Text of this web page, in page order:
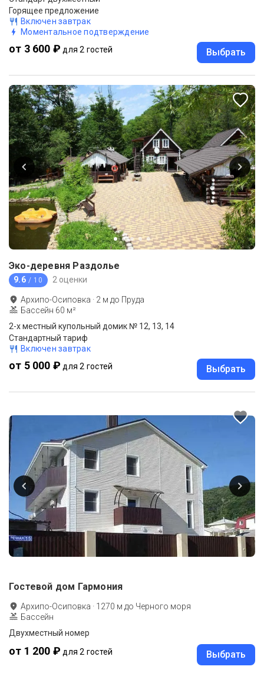
Горящее предложение
Включен завтрак
Моментальное подтверждение
от 3 600 ₽ для 2 гостей Выбрать
Эко-деревня Раздолье
9.6 / 10 2 оценки
Архипо-Осиповка · 2 м до Пруда
Бассейн 60 м²
2-х местный купольный домик № 12, 13, 14
Стандартный тариф
Включен завтрак
от 5 000 ₽ для 2 гостей Выбрать
Гостевой дом Гармония
Архипо-Осиповка · 1270 м до Черного моря
Бассейн
Двухместный номер
от 1 200 ₽ для 2 гостей Выбрать